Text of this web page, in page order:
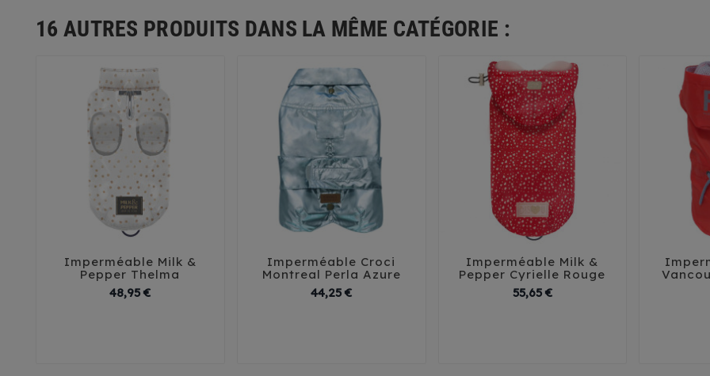
16 AUTRES PRODUITS DANS LA MÊME CATÉGORIE :
  
Imperméable Milk &
Pepper Thelma
48,95 €Prix
  
Imperméable Croci
Montreal Perla Azure
44,25 €Prix
  
Imperméable Milk &
Pepper Cyrielle Rouge
55,65 €Prix
